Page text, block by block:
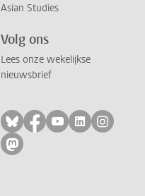
Asian Studies
Volg ons
Lees onze wekelijkse
nieuwsbrief
Volg ons op bluesky
Volg ons op
Volg ons op
Volg ons
Volg
Volg ons op mastodon